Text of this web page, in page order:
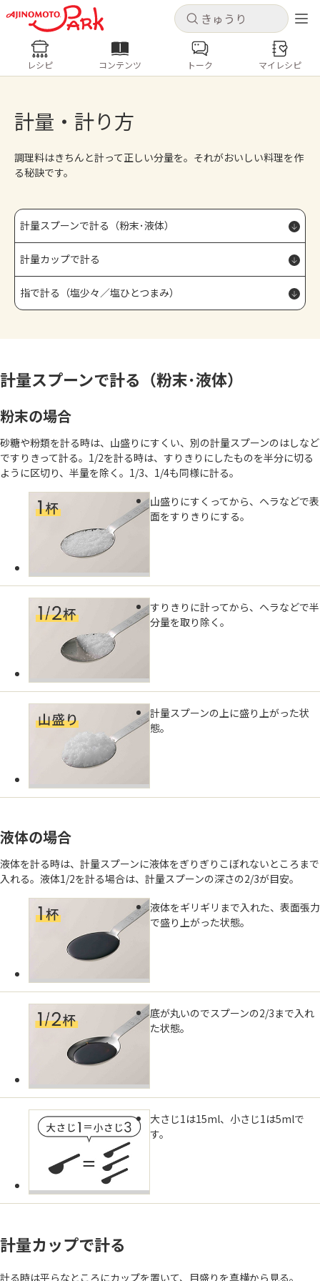
キャンセル
ログインするとレシピを保存できます
ホーム
コンテンツ
レシピ
トーク
キャンセル
レシピ コンテンツ
人気の食材・レシピ
きゅうり なす トマト
とうもろこし
レシピ コンテンツ トーク マイレシピ
計量・計り方
調理料はきちんと計って正しい分量を。それがおいしい料理を作
る秘訣です。
計量スプーンで計る（粉末･液体）
計量カップで計る
指で計る（塩少々／塩ひとつまみ）
計量スプーンで計る（粉末･液体）
粉末の場合
砂糖や粉類を計る時は、山盛りにすくい、別の計量スプーンのはしなど
ですりきって計る。1/2を計る時は、すりきりにしたものを半分に切る
ように区切り、半量を除く。1/3、1/4も同様に計る。
山盛りにすくってから、ヘラなどで表
面をすりきりにする。
すりきりに計ってから、ヘラなどで半
分量を取り除く。
計量スプーンの上に盛り上がった状
態。
液体の場合
液体を計る時は、計量スプーンに液体をぎりぎりこぼれないところまで
入れる。液体1/2を計る場合は、計量スプーンの深さの2/3が目安。
液体をギリギリまで入れた、表面張力
で盛り上がった状態。
底が丸いのでスプーンの2/3まで入れ
た状態。
大さじ1は15ml、小さじ1は5mlで
す。
計量カップで計る
計る時は平らなところにカップを置いて、目盛りを真横から見る。